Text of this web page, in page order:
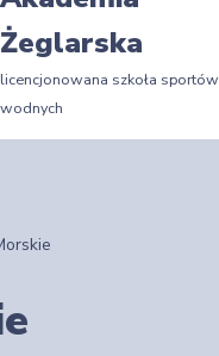
Żeglarska
licencjonowana szkoła sportów
wodnych